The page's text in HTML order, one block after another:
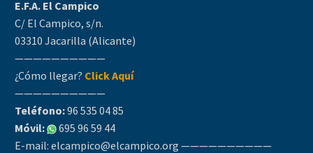
E.F.A. El Campico
C/ El Campico, s/n.
03310 Jacarilla (Alicante)
——————————
¿Cómo llegar? Click Aquí
——————————
Teléfono:96 535 04 85
Móvil:
695 96 59 44
E-mail: elcampico@elcampico.org ——————————